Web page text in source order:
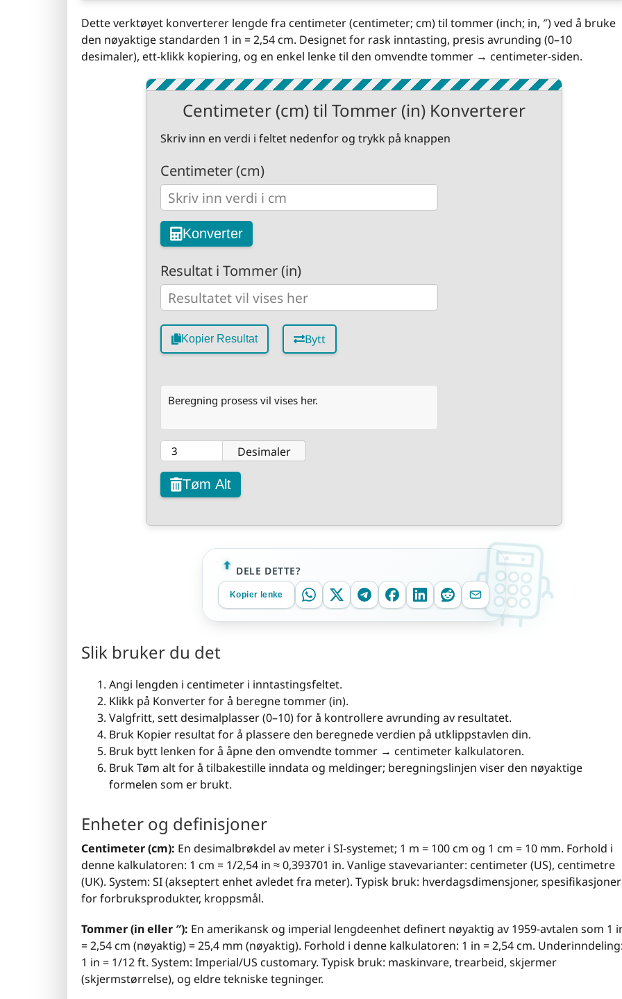
Dette verktøyet konverterer lengde fra centimeter (centimeter; cm) til tommer (inch; in, ″) ved å bruke
den nøyaktige standarden 1 in = 2,54 cm. Designet for rask inntasting, presis avrunding (0–10
desimaler), ett-klikk kopiering, og en enkel lenke til den omvendte tommer → centimeter-siden.
Centimeter (cm) til Tommer (in) Konverterer
Skriv inn en verdi i feltet nedenfor og trykk på knappen
Centimeter (cm)
Konverter
Resultat i Tommer (in)
Kopier Resultat Bytt
Beregning prosess vil vises her.
Desimaler
Tøm Alt
DELE DETTE?
Kopier lenke
Slik bruker du det
Angi lengden i centimeter i inntastingsfeltet.
Klikk på Konverter for å beregne tommer (in).
Valgfritt, sett desimalplasser (0–10) for å kontrollere avrunding av resultatet.
Bruk Kopier resultat for å plassere den beregnede verdien på utklippstavlen din.
Bruk bytt lenken for å åpne den omvendte tommer → centimeter kalkulatoren.
Bruk Tøm alt for å tilbakestille inndata og meldinger; beregningslinjen viser den nøyaktige
formelen som er brukt.
Enheter og definisjoner
Centimeter (cm): En desimalbrøkdel av meter i SI-systemet; 1 m = 100 cm og 1 cm = 10 mm. Forhold i
denne kalkulatoren: 1 cm = 1/2,54 in ≈ 0,393701 in. Vanlige stavevarianter: centimeter (US), centimetre
(UK). System: SI (akseptert enhet avledet fra meter). Typisk bruk: hverdagsdimensjoner, spesifikasjoner
for forbruksprodukter, kroppsmål.
Tommer (in eller ″): En amerikansk og imperial lengdeenhet definert nøyaktig av 1959-avtalen som 1
= 2,54 cm (nøyaktig) = 25,4 mm (nøyaktig). Forhold i denne kalkulatoren: 1 in = 2,54 cm.
1 in = 1/12 ft. System: Imperial/US customary. Typisk bruk: maskinvare, trearbeid, skjermer
(skjermstørrelse), og eldre tekniske tegninger.